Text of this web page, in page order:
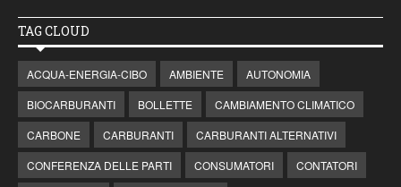
TAG CLOUD
ACQUA-ENERGIA-CIBO AMBIENTE
AUTONOMIA
BIOCARBURANTI
BOLLETTE
CAMBIAMENTO CLIMATICO
CARBONE
CARBURANTI
CARBURANTI ALTERNATIVI
CONFERENZA DELLE PARTI
CONSUMATORI
CONTATORI